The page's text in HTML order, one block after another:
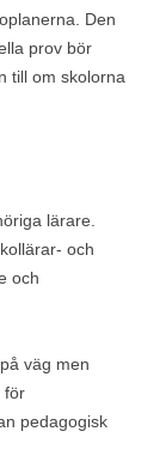
Den
prov bör
till om skolorna
lärare.
och
och
väg men
för
pedagogisk